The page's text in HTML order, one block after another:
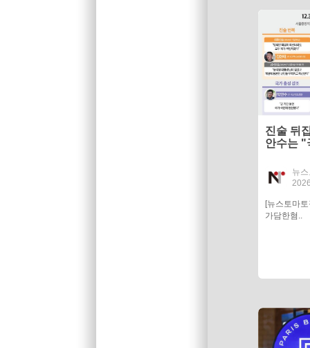
진술 뒤
안수는
뉴
[뉴스토마
가담한혐..